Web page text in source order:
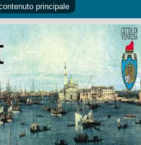
principale